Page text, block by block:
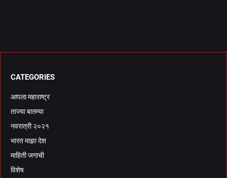
CATEGORIES
आपला महाराष्ट्र
ताज्या बातम्या
नवरात्री २०२१
भारत माझा देश
माहिती जगाची
विशेष